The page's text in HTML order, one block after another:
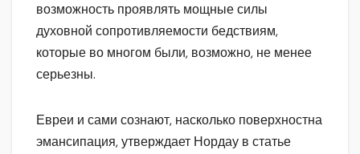
возможность проявлять мощные силы
духовной сопротивляемости бедствиям,
которые во многом были, возможно, не менее
серьезны.
Евреи и сами сознают, насколько поверхностна
эмансипация, утверждает Нордау в статье